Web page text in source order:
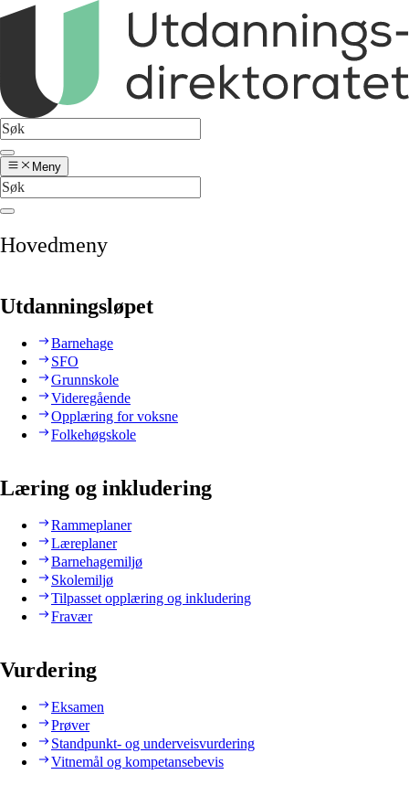
Meny
Hovedmeny
Utdanningsløpet
Barnehage
SFO
Grunnskole
Videregående
Opplæring for voksne
Folkehøgskole
Læring og inkludering
Rammeplaner
Læreplaner
Barnehagemiljø
Skolemiljø
Tilpasset opplæring og inkludering
Fravær
Vurdering
Eksamen
Prøver
Standpunkt- og underveisvurdering
Vitnemål og kompetansebevis